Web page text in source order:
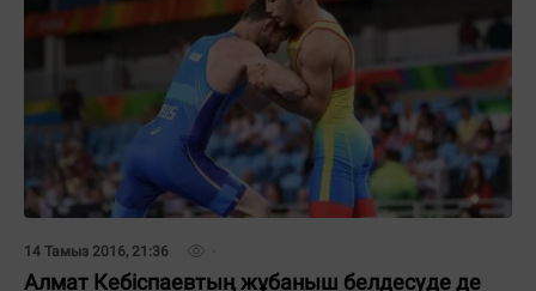
14 Тамыз 2016, 21:36
Алмат Кебіспаевтың жұбаныш белдесуде де